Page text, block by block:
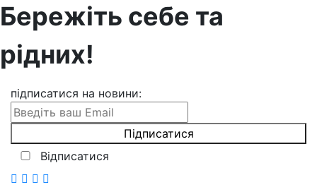
Бережіть себе та
рідних!
підписатися на новини:
Відписатися